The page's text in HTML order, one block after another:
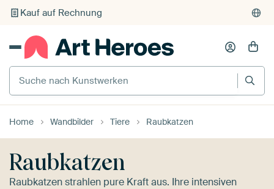
Individueller Druck auf Bestellung
Suche nach Kunstwerken
Home Wandbilder Tiere Raubkatzen
Raubkatzen
Raubkatzen strahlen pure Kraft aus. Ihre intensiven